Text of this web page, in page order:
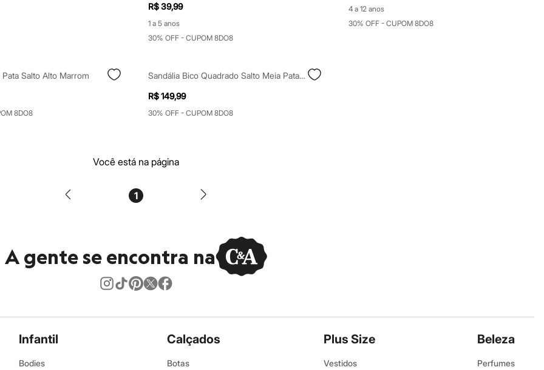
R$ 39,99
1 a 5 anos
30% OFF - CUPOM 8DO8
4 a 12 anos
30% OFF - CUPOM 8DO8
Salto Alto Marrom
8DO8
Sandália Bico Quadrado Salto Meia Pata Preta
R$ 149,99
30% OFF - CUPOM 8DO8
Você está na página
1
A gente se encontra na
Infantil
Bodies
Calçados
Botas
Plus Size
Vestidos
Beleza
Perfumes